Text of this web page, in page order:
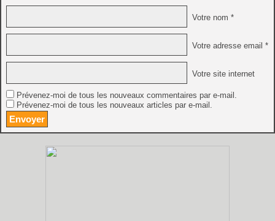
Votre nom *
Votre adresse email *
Votre site internet
Prévenez-moi de tous les nouveaux commentaires par e-mail.
Prévenez-moi de tous les nouveaux articles par e-mail.